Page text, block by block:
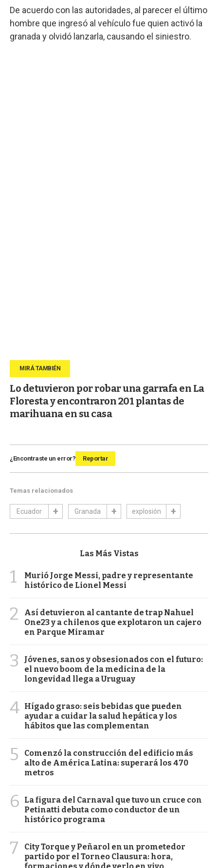
De acuerdo con las autoridades, al parecer el último
hombre que ingresó al vehículo fue quien activó la
granada y olvidó lanzarla, causando el siniestro.
Lo detuvieron por robar una garrafa en La
Floresta y encontraron 201 plantas de
marihuana en su casa
¿Encontraste un error? Reportar
Temas relacionados
Ecuador Granada explosión
Las Más Vistas
1
Murió Jorge Messi, padre y representante
histórico de Lionel Messi
2
Así detuvieron al cantante de trap Nahuel
One23 y a chilenos que explotaron un cajero
en Parque Miramar
3
Jóvenes, sanos y obsesionados con el futuro:
el nuevo boom de la medicina de la
longevidad llega a Uruguay
4 Hígado graso: seis bebidas que pueden
ayudar a cuidar la salud hepática y los
hábitos que las complementan
5
Comenzó la construcción del edificio más
alto de América Latina: superará los 470
metros
6
La figura del Carnaval que tuvo un cruce con
Petinatti debuta como conductor de un
histórico programa
7
City Torque y Peñarol en un prometedor
partido por el Torneo Clausura: hora,